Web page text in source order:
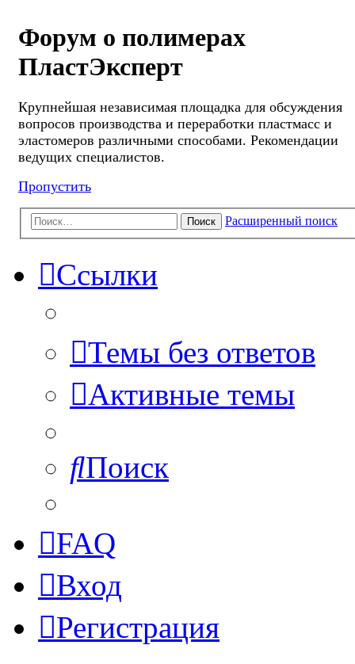
Форум о полимерах
ПластЭксперт
Крупнейшая независимая площадка для обсуждения
вопросов производства и переработки пластмасс и
эластомеров различными способами. Рекомендации
ведущих специалистов.
Пропустить
Поиск Расширенный поиск
Ссылки
Темы без ответов
Активные темы
Поиск
FAQ
Вход
Регистрация